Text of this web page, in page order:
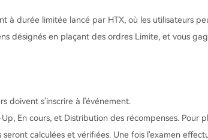
à durée limitée lancé par HTX, où les utilisateurs
désignés en plaçant des ordres Limite, et vous
doivent s'inscrire à l'événement.
En cours, et Distribution des récompenses.
calculées et vérifiées. Une fois l'examen